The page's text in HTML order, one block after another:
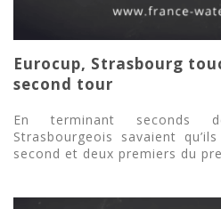
Eurocup, Strasbourg
second tour
En terminant seconds
Strasbourgeois savaient
second et deux premiers du